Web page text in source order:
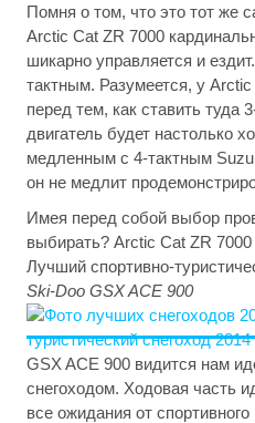
Помня о том, что это тот же
Arctic Cat ZR 7000
шикарно управляется и
тактным. Разумеется, у
перед тем, как ставить
двигатель будет настолько
медленным с 4-тактным
он не медлит
Имея перед собой выбор
выбирать? Arctic Cat ZR
Лучший спортивно-
Ski-Doo GSX ACE 900
GSX ACE 900 видится нам
снегоходом. Ходовая часть
все ожидания от спортивного